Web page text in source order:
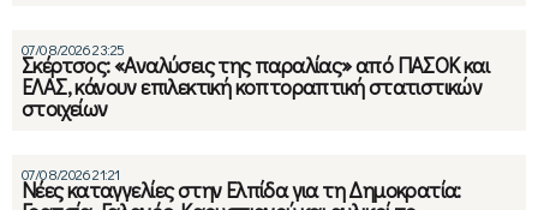
07/08/2026 23:25
Σκέρτσος: «Αναλύσεις της παραλίας» από ΠΑΣΟΚ και
ΕΛΑΣ, κάνουν επιλεκτική κοπτοραπτική στατιστικών
στοιχείων
07/08/2026 21:21
Νέες καταγγελίες στην Ελπίδα για τη Δημοκρατία: